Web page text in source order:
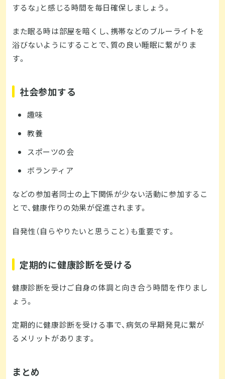
するな」と感じる時間を毎日確保しましょう。
また眠る時は部屋を暗くし、携帯などのブルーライトを
浴びないようにすることで、質の良い睡眠に繋がりま
す。
社会参加する
趣味
教養
スポーツの会
ボランティア
などの参加者同士の上下関係が少ない活動に参加するこ
とで、健康作りの効果が促進されます。
自発性（自らやりたいと思うこと）も重要です。
定期的に健康診断を受ける
健康診断を受けご自身の体調と向き合う時間を作りまし
ょう。
定期的に健康診断を受ける事で、病気の早期発見に繋が
るメリットがあります。
まとめ